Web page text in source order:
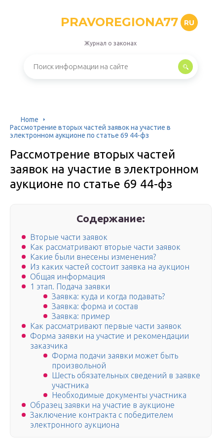
PRAVOREGIONA77 RU
Журнал о законах
Home
Рассмотрение вторых частей заявок на участие в
электронном аукционе по статье 69 44-фз
Рассмотрение вторых частей
заявок на участие в электронном
аукционе по статье 69 44-фз
Содержание:
Вторые части заявок
Как рассматривают вторые части заявок
Какие были внесены изменения?
Из каких частей состоит заявка на аукцион
Общая информация
1 этап. Подача заявки
Заявка: куда и когда подавать?
Заявка: форма и состав
Заявка: пример
Как рассматривают первые части заявок
Форма заявки на участие и рекомендации
заказчика
Форма подачи заявки может быть
произвольной
Шесть обязательных сведений в заявке
участника
Необходимые документы участника
Образец заявки на участие в аукционе
Заключение контракта с победителем
электронного аукциона